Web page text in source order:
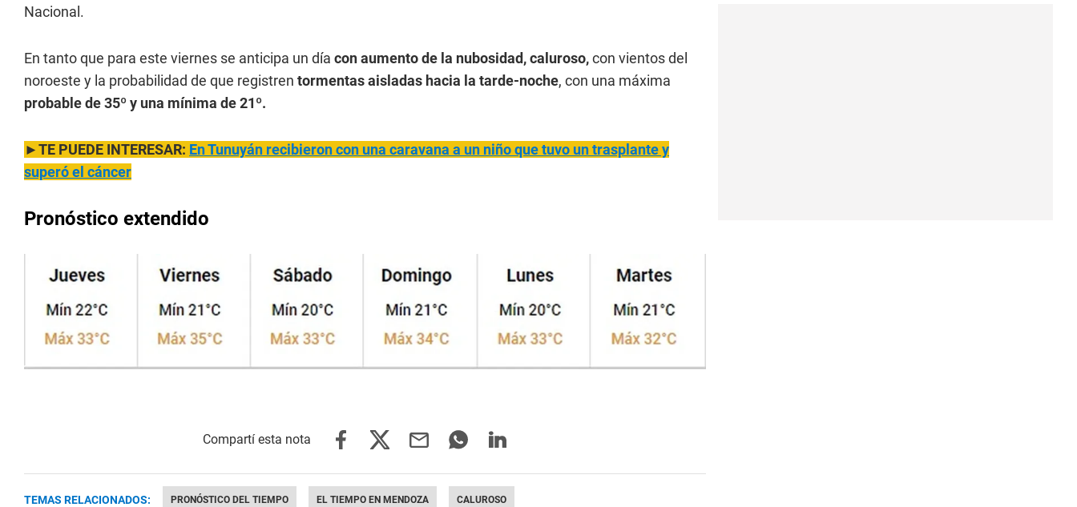
Nacional.
En tanto que para este viernes se anticipa un día con aumento de la nubosidad,caluroso,con vientos del
noroeste y la probabilidad de que registren tormentas aisladas hacia la tarde-noche, con una máxima
probable de 35º y una mínima de 21º.
►TE PUEDE INTERESAR: En Tunuyán recibieron con una caravana a un niño que tuvo un trasplante y
superó el cáncer
Pronóstico extendido
TEMAS RELACIONADOS: PRONÓSTICO DEL TIEMPO EL TIEMPO EN MENDOZA CALUROSO